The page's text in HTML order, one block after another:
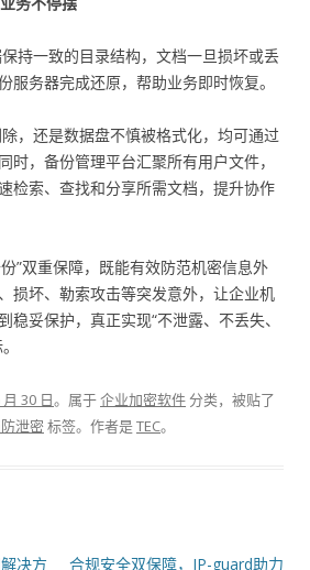
持一致的目录结构，文档一旦损坏或丢
服务器完成还原，帮助业务即时恢复。
，还是数据盘不慎被格式化，均可通过
时，备份管理平台汇聚所有用户文件，
检索、查找和分享所需文档，提升协作
”双重保障，既能有效防范机密信息外
损坏、勒索攻击等突发意外，让企业机
稳妥保护，真正实现“不泄露、不丢失、
30 日。属于企业加密软件分类，被贴了
泄密标签。 作者是TEC。
决方
合规安全双保障，IP-guard助力